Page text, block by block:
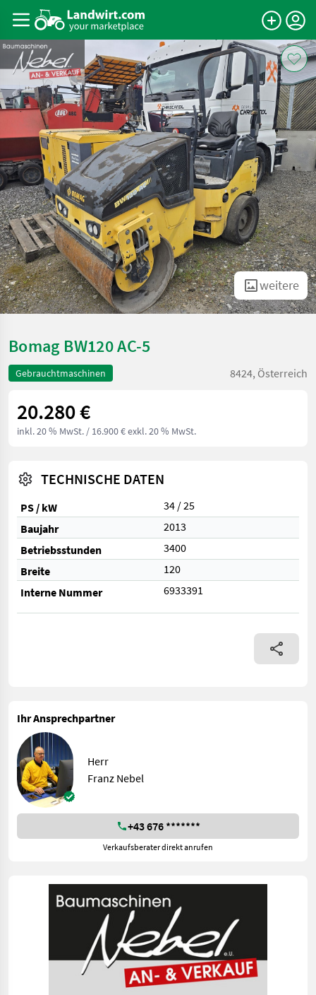
weitere
Bomag BW120 AC-5
Gebrauchtmaschinen 8424, Österreich
20.280 €
inkl. 20 % MwSt. / 16.900 € exkl. 20 % MwSt.
TECHNISCHE DATEN
PS / kW
34 / 25
Baujahr
2013
Betriebsstunden
3400
Breite
120
Interne Nummer
6933391
Ihr Ansprechpartner
Herr
Franz Nebel
+43 676 *******
Verkaufsberater direkt anrufen